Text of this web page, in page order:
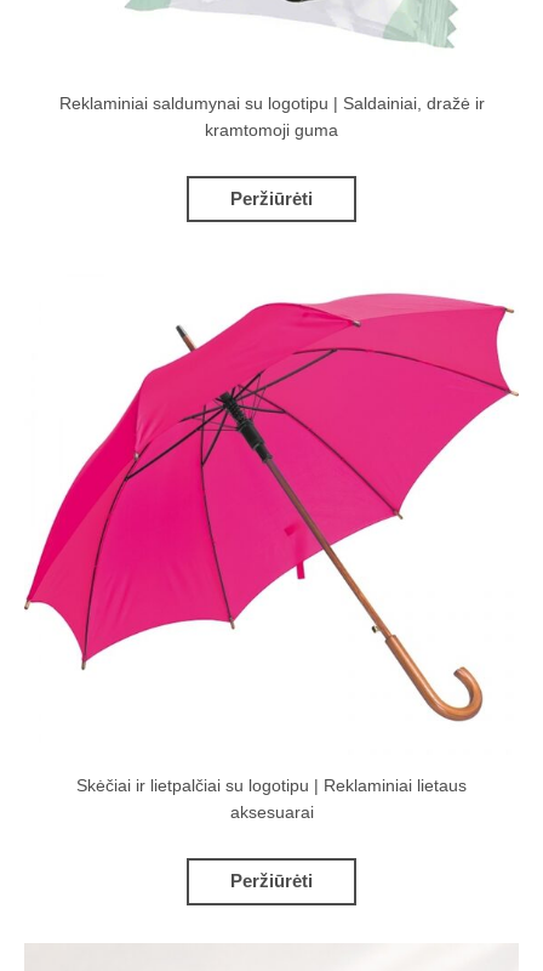
Reklaminiai saldumynai su logotipu | Saldainiai, dražė ir
kramtomoji guma
Peržiūrėti
Skėčiai ir lietpalčiai su logotipu | Reklaminiai lietaus
aksesuarai
Peržiūrėti